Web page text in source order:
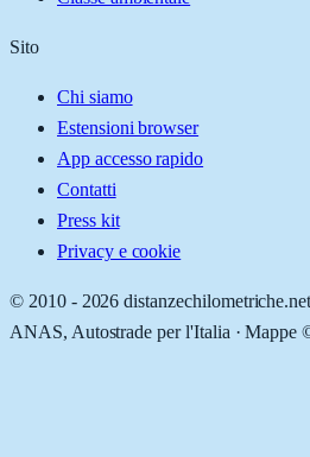
Sito
Chi siamo
Estensioni browser
App accesso rapido
Contatti
Press kit
Privacy e cookie
© 2010 - 2026
ANAS, Autostrade per l'Italia · Mappe